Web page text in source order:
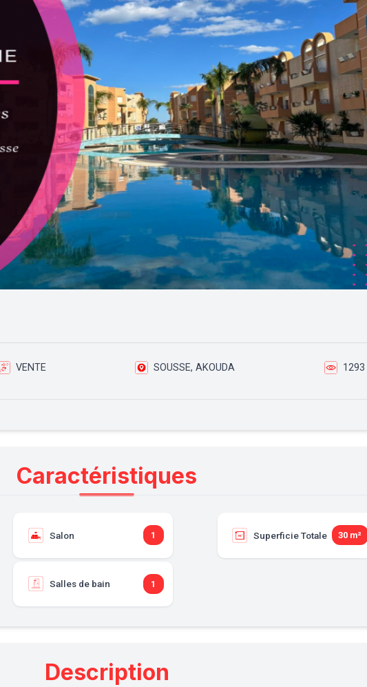
VENTE SOUSSE, AKOUDA
Caractéristiques
Salon 1
Salles de bain 1
Superficie Totale 30 m²
Description